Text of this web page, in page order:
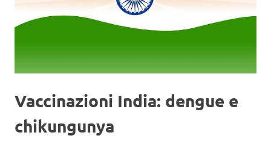
Vaccinazioni India: dengue e
chikungunya